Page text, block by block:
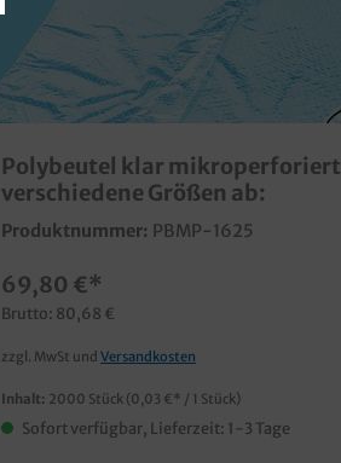
Polybeutel klar mikroperforiert
verschiedene Größen ab:
Produktnummer: PBMP-1625
69,80 €*
Brutto: 80,68 €
zzgl. MwSt und Versandkosten
Inhalt: 2000 Stück (0,03 €* / 1 Stück)
Sofort verfügbar, Lieferzeit: 1-3 Tage